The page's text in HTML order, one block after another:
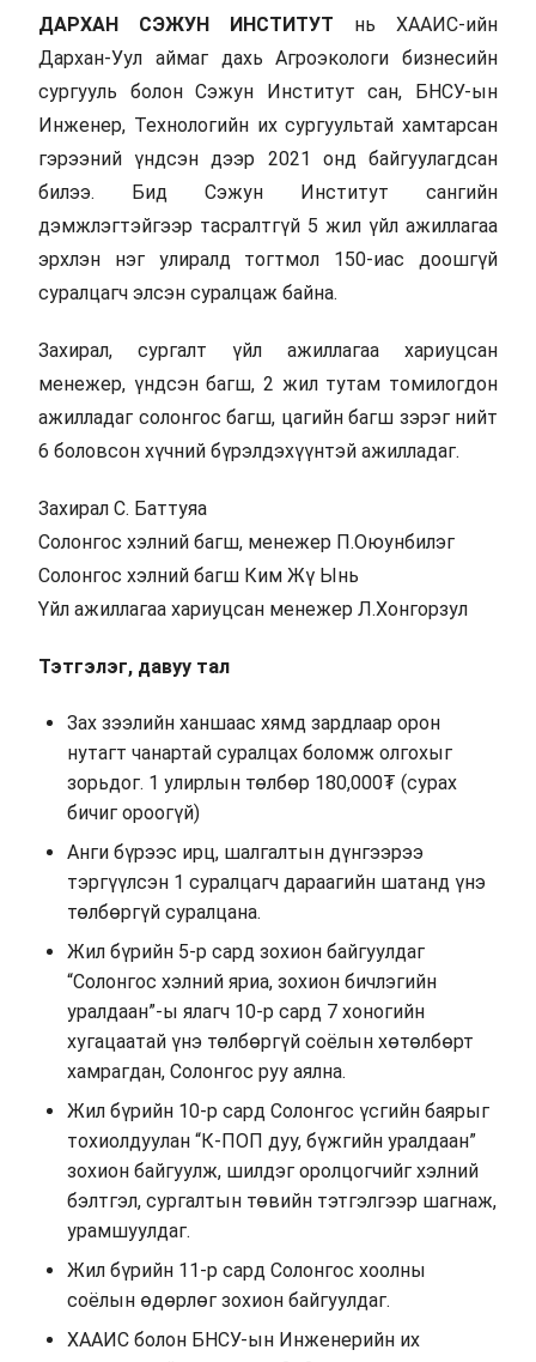
ДАРХАН СЭЖУН ИНСТИТУТ нь ХААИС-ийн
Дархан-Уул аймаг дахь Агроэкологи бизнесийн
сургууль болон Сэжун Институт сан, БНСУ-ын
Инженер, Технологийн их сургуультай хамтарсан
гэрээний үндсэн дээр 2021 онд байгуулагдсан
билээ. Бид Сэжун Институт сангийн
дэмжлэгтэйгээр тасралтгүй 5 жил үйл ажиллагаа
эрхлэн нэг улиралд тогтмол 150-иас доошгүй
суралцагч элсэн суралцаж байна.
Захирал, сургалт үйл ажиллагаа хариуцсан
менежер, үндсэн багш, 2 жил тутам томилогдон
ажилладаг солонгос багш, цагийн багш зэрэг нийт
6 боловсон хүчний бүрэлдэхүүнтэй ажилладаг.
Захирал С. Баттуяа
Солонгос хэлний багш, менежер П.Оюунбилэг
Солонгос хэлний багш Ким Жү Ынь
Үйл ажиллагаа хариуцсан менежер Л.Хонгорзул
Тэтгэлэг, давуу тал
Зах зээлийн ханшаас хямд зардлаар орон
нутагт чанартай суралцах боломж олгохыг
зорьдог. 1 улирлын төлбөр 180,000₮ (сурах
бичиг ороогүй)
Анги бүрээс ирц, шалгалтын дүнгээрээ
тэргүүлсэн 1 суралцагч дараагийн шатанд үнэ
төлбөргүй суралцана.
Жил бүрийн 5-р сард зохион байгуулдаг
“Солонгос хэлний яриа, зохион бичлэгийн
уралдаан”-ы ялагч 10-р сард 7 хоногийн
хугацаатай үнэ төлбөргүй соёлын хөтөлбөрт
хамрагдан, Солонгос руу аялна.
Жил бүрийн 10-р сард Солонгос үсгийн баярыг
тохиолдуулан “К-ПОП дуу, бүжгийн уралдаан”
зохион байгуулж, шилдэг оролцогчийг хэлний
бэлтгэл, сургалтын төвийн тэтгэлгээр шагнаж,
урамшуулдаг.
Жил бүрийн 11-р сард Солонгос хоолны
соёлын өдөрлөг зохион байгуулдаг.
ХААИС болон БНСУ-ын Инженерийн их